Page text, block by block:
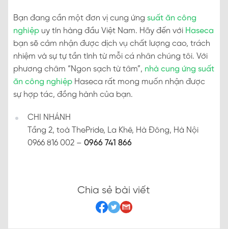
Bạn đang cần một đơn vị cung ứng suất ăn công
nghiệp uy tín hàng đầu Việt Nam. Hãy đến với Haseca
bạn sẽ cảm nhận được dịch vụ chất lượng cao, trách
nhiệm và sự tự tần tình từ mỗi cá nhân chúng tôi. Với
phương châm “Ngon sạch từ tâm”, nhà cung ứng suất
ăn công nghiệp Haseca rất mong muốn nhận được
sự hợp tác, đồng hành của bạn.
CHI NHÁNH
Tầng 2, toà ThePride, La Khê, Hà Đông, Hà Nội
0966 816 002 – 0966 741 866
Chia sẻ bài viết